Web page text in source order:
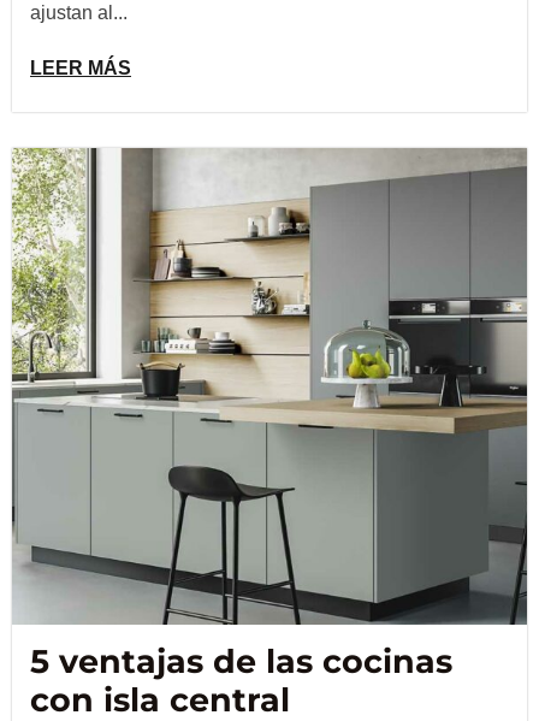
ajustan al...
LEER MÁS
5 ventajas de las cocinas
con isla central